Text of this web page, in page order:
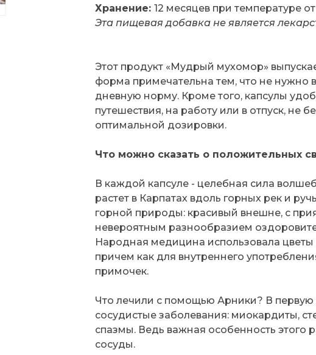
Хранение: 12 месяцев при температуре
Эта пищевая добавка не является
Этот продукт «Мудрый мухомор»
форма примечательна тем, что не нужно
дневную норму. Кроме того, капсулы
путешествия, на работу или в отпуск, не
оптимальной дозировки.
Что можно сказать о положительных
В каждой капсуле - целебная сила
растет в Карпатах вдоль горных рек и
горной природы: красивый внешне, с
невероятным разнообразием
Народная медицина использовала
причем как для внутреннего
примочек.
Что лечили с помощью Арники? В первую
сосудистые заболевания: миокардиты,
спазмы. Ведь важная особенность этого
сосуды.